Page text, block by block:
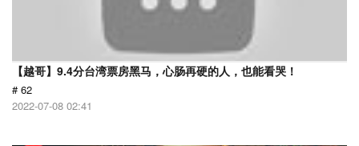
【越哥】9.4分台湾票房黑马，心肠再硬的人，也能看哭！
# 62
2022-07-08 02:41